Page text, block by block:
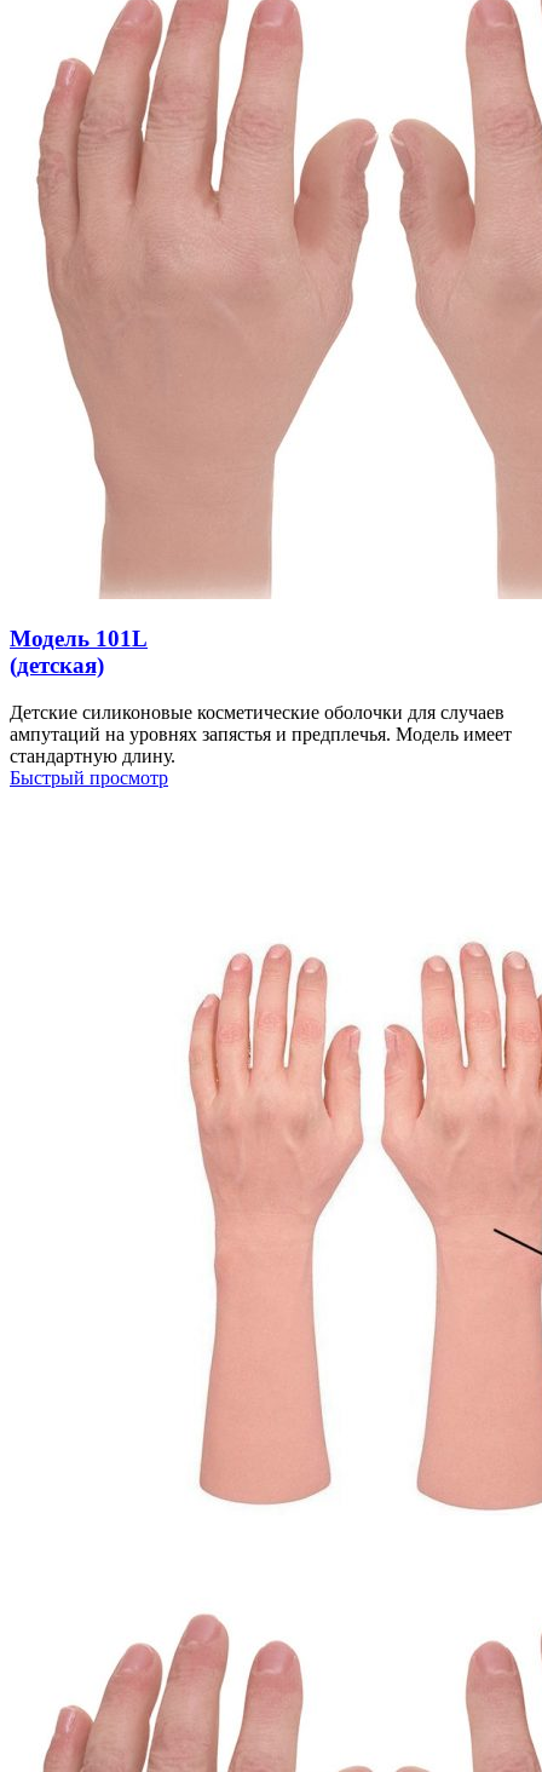
Модель 101L
(детская)
Детские силиконовые косметические оболочки для случаев
ампутаций на уровнях запястья и предплечья. Модель имеет
стандартную длину.​
Быстрый просмотр